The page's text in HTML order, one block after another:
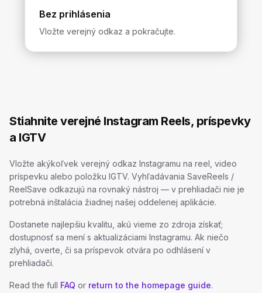
Bez prihlásenia
Vložte verejný odkaz a pokračujte.
Stiahnite verejné Instagram Reels, príspevky
a IGTV
Vložte akýkoľvek verejný odkaz Instagramu na reel, video
príspevku alebo položku IGTV. Vyhľadávania SaveReels /
ReelSave odkazujú na rovnaký nástroj — v prehliadači nie je
potrebná inštalácia žiadnej našej oddelenej aplikácie.
Dostanete najlepšiu kvalitu, akú vieme zo zdroja získať;
dostupnosť sa mení s aktualizáciami Instagramu. Ak niečo
zlyhá, overte, či sa príspevok otvára po odhlásení v
prehliadači.
Read the full FAQ or return to the homepage guide.